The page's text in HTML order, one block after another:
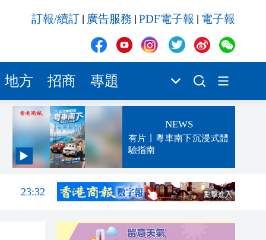
訂報/續訂 廣告服務 PDF電子報 電子報
地方 招商 專題
NEWS
有片丨粵車南下沉浸式體
驗指南
23:32